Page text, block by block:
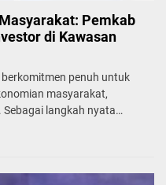
Pemkab
di Kawasan
penuh untuk
masyarakat,
Sebagai langkah nyata